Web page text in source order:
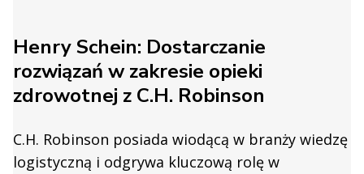
Henry Schein: Dostarczanie
rozwiązań w zakresie opieki
zdrowotnej z C.H. Robinson
C.H. Robinson posiada wiodącą w branży wiedzę
logistyczną i odgrywa kluczową rolę w